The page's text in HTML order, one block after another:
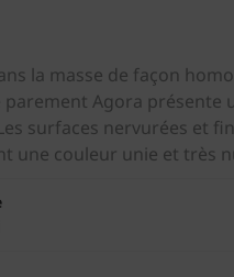
la masse de façon
parement Agora présente
surfaces nervurées et
une couleur unie et très